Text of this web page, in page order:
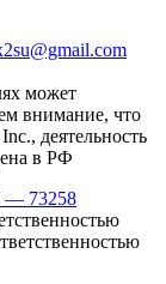
может
внимание, что
деятельность
в РФ
— 73258